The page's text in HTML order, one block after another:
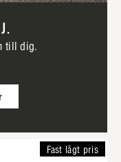
till dig.
Fast lågt pris